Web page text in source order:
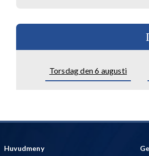
Torsdag den 6 augusti
Huvudmeny